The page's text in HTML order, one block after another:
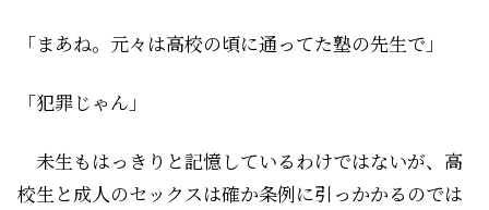
「まあね。元々は高校の頃に通ってた塾の先生で」
「犯罪じゃん」
未生もはっきりと記憶しているわけではないが、高
校生と成人のセックスは確か条例に引っかかるのでは